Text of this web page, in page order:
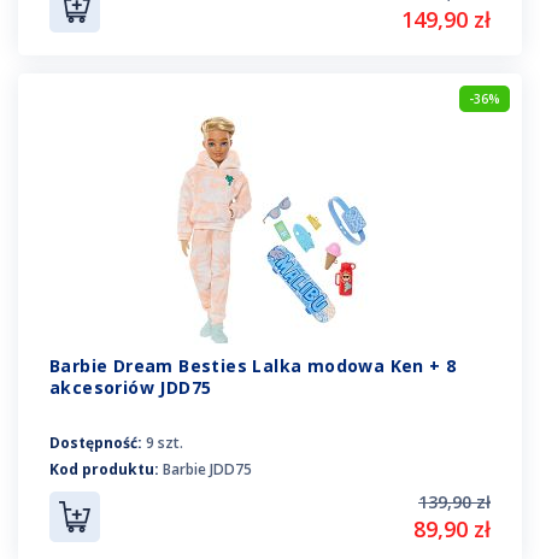
149,90 zł
-36%
Barbie Dream Besties Lalka modowa Ken + 8
akcesoriów JDD75
Dostępność: 9 szt.
Kod produktu: Barbie JDD75
139,90 zł
89,90 zł